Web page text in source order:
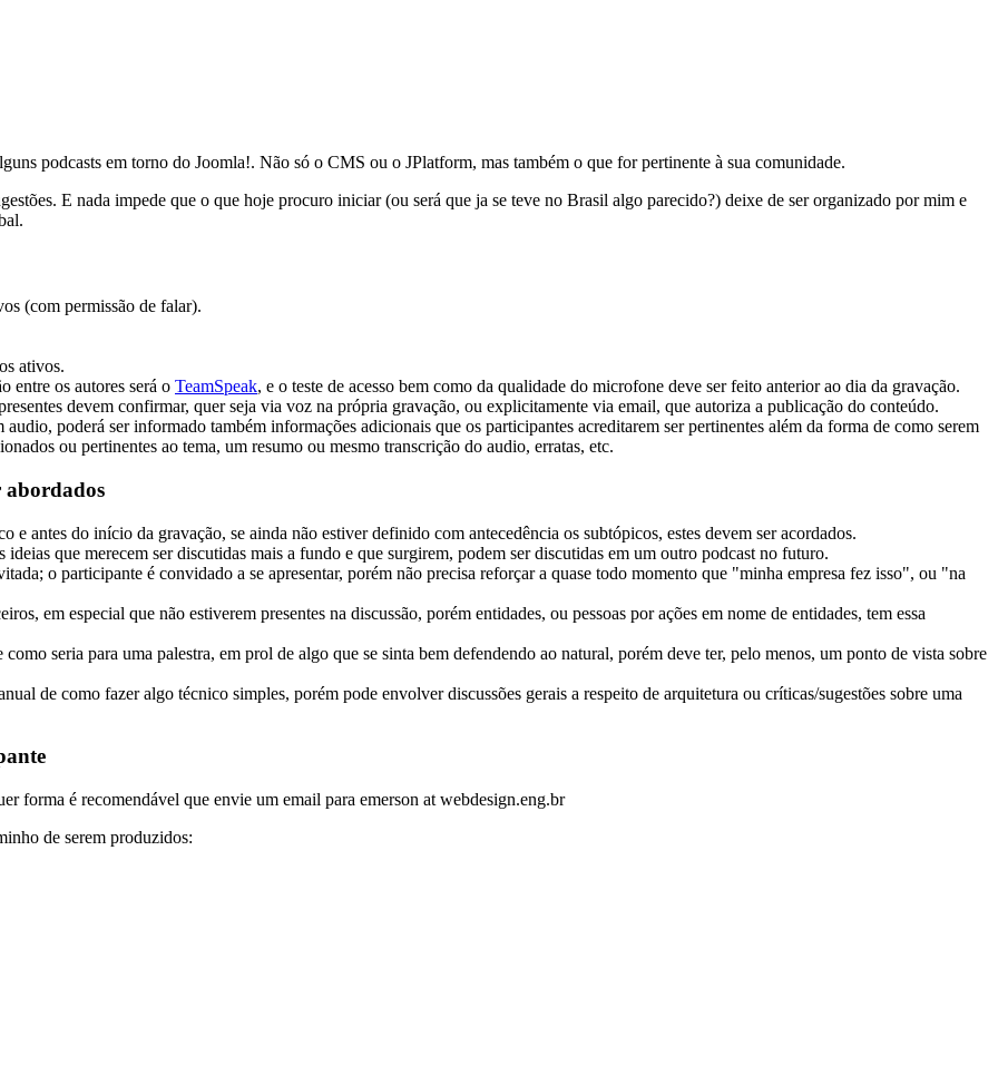
podcasts em torno do Joomla!. Não só o CMS ou o JPlatform, mas também o que for pertinente à sua comunidade.
E nada impede que o que hoje procuro iniciar (ou será que ja se teve no Brasil algo parecido?) deixe de ser organizado por mim e
(com permissão de falar).
ativos.
entre os autores será o TeamSpeak, e o teste de acesso bem como da qualidade do microfone deve ser feito anterior ao dia da gravação.
devem confirmar, quer seja via voz na própria gravação, ou explicitamente via email, que autoriza a publicação do conteúdo.
poderá ser informado também informações adicionais que os participantes acreditarem ser pertinentes além da forma de como serem
ou pertinentes ao tema, um resumo ou mesmo transcrição do audio, erratas, etc.
abordados
e antes do início da gravação, se ainda não estiver definido com antecedência os subtópicos, estes devem ser acordados.
que merecem ser discutidas mais a fundo e que surgirem, podem ser discutidas em um outro podcast no futuro.
o participante é convidado a se apresentar, porém não precisa reforçar a quase todo momento que "minha empresa fez isso", ou "na
em especial que não estiverem presentes na discussão, porém entidades, ou pessoas por ações em nome de entidades, tem essa
seria para uma palestra, em prol de algo que se sinta bem defendendo ao natural, porém deve ter, pelo menos, um ponto de vista sobre
de como fazer algo técnico simples, porém pode envolver discussões gerais a respeito de arquitetura ou críticas/sugestões sobre uma
forma é recomendável que envie um email para emerson at webdesign.eng.br
de serem produzidos: